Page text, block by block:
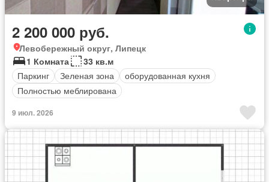
2 200 000 руб.
Левобережный округ, Липецк
1 Комната
33 кв.м
Паркинг
Зеленая зона
оборудованная кухня
Полностью меблирована
9 июл. 2026